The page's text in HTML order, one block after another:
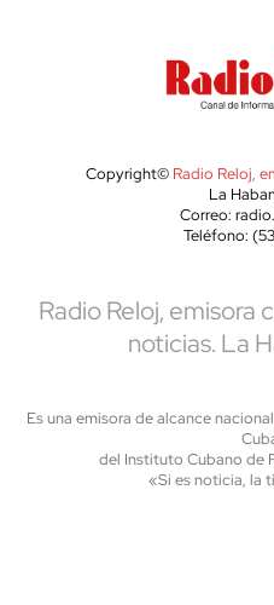
Copyright© Radio Reloj,
La
Correo:
Teléfono:
Radio Reloj, emisora
noticias. La
Es una emisora de alcance
del Instituto Cubano de
«Si es noticia, la